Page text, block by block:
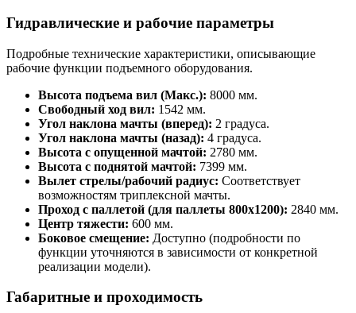
Гидравлические и рабочие параметры
Подробные технические характеристики, описывающие
рабочие функции подъемного оборудования.
Высота подъема вил (Макс.): 8000 мм.
Свободный ход вил: 1542 мм.
Угол наклона мачты (вперед): 2 градуса.
Угол наклона мачты (назад): 4 градуса.
Высота с опущенной мачтой: 2780 мм.
Высота с поднятой мачтой: 7399 мм.
Вылет стрелы/рабочий радиус: Соответствует
возможностям триплексной мачты.
Проход с паллетой (для паллеты 800х1200): 2840 мм.
Центр тяжести: 600 мм.
Боковое смещение: Доступно (подробности по
функции уточняются в зависимости от конкретной
реализации модели).
Габаритные и проходимость